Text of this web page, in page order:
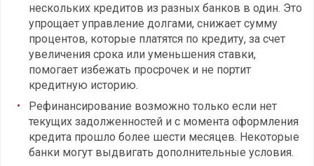
нескольких кредитов из разных банков в один. Это
упрощает управление долгами, снижает сумму
процентов, которые платятся по кредиту, за счет
увеличения срока или уменьшения ставки,
помогает избежать просрочек и не портит
кредитную историю.
Рефинансирование возможно только если нет
текущих задолженностей и с момента оформления
кредита прошло более шести месяцев. Некоторые
банки могут выдвигать дополнительные условия.